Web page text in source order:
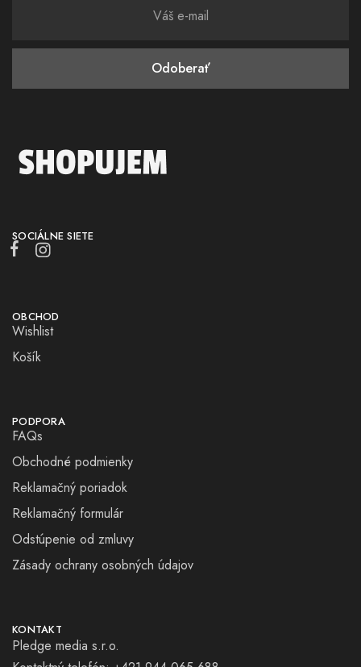
SOCIÁLNE SIETE
OBCHOD
Wishlist
Košík
PODPORA
FAQs
Obchodné podmienky
Reklamačný poriadok
Reklamačný formulár
Odstúpenie od zmluvy
Zásady ochrany osobných údajov
KONTAKT
Pledge media s.r.o.